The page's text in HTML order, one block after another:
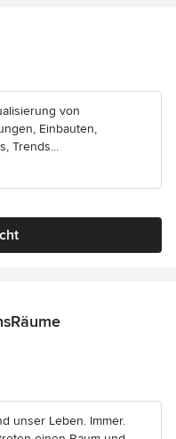
5 Sternen
von
Einbauten,
Trends...
5 Sternen
unser Leben. Immer.